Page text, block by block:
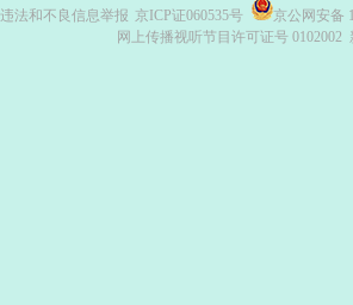
违法和不良信息举报 京ICP证060535号
京公网安备
网上传播视听节目许可证号 0102002